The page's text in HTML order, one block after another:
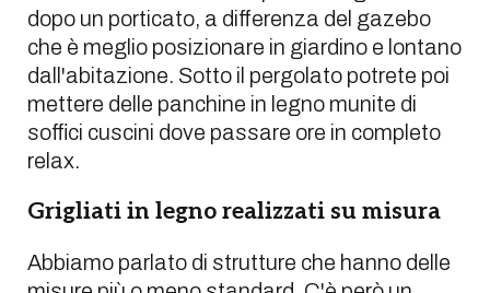
dopo un porticato, a differenza del gazebo
che è meglio posizionare in giardino e lontano
dall'abitazione. Sotto il pergolato potrete poi
mettere delle panchine in legno munite di
soffici cuscini dove passare ore in completo
relax.
Grigliati in legno realizzati su misura
Abbiamo parlato di strutture che hanno delle